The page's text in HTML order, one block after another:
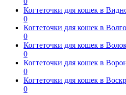
Когтеточки для кошек в
0
Когтеточки для кошек в
0
Когтеточки для кошек в
0
Когтеточки для кошек в
0
Когтеточки для кошек в
0